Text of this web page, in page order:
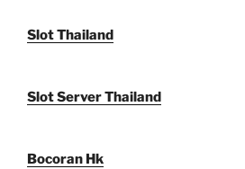
Slot Thailand
Slot Server Thailand
Bocoran Hk